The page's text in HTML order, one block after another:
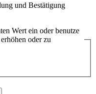
und Bestätigung
Wert ein oder benutze
oder zu